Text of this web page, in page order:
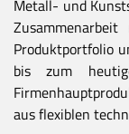
Metall- und
Produktportfolio
bis zum
aus flexiblen